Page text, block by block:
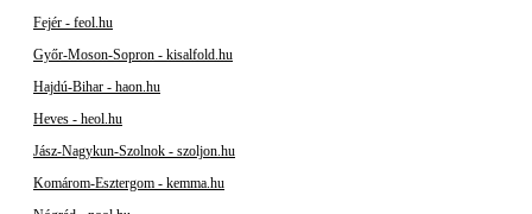
Fejér - feol.hu
Győr-Moson-Sopron - kisalfold.hu
Hajdú-Bihar - haon.hu
Heves - heol.hu
Jász-Nagykun-Szolnok - szoljon.hu
Komárom-Esztergom - kemma.hu